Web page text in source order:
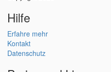
Hilfe
Erfahre mehr
Kontakt
Datenschutz